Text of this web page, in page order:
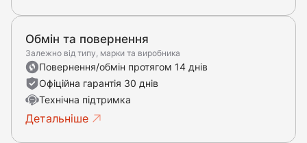
Обмін та повернення
Залежно від типу, марки та виробника
Повернення/обмін протягом 14 днів
Офіційна гарантія 30 днів
Технічна підтримка
Детальніше